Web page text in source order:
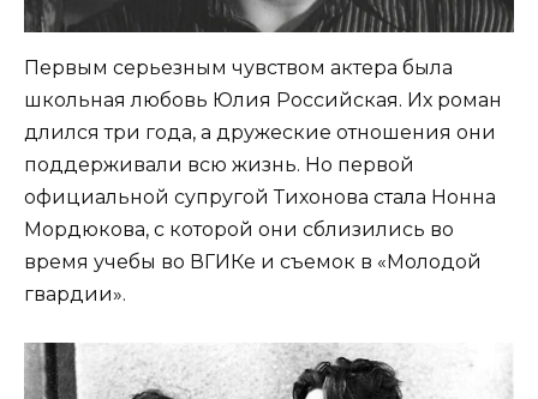
Первым серьезным чувством актера была
школьная любовь Юлия Российская. Их роман
длился три года, а дружеские отношения они
поддерживали всю жизнь. Но первой
официальной супругой Тихонова стала Нонна
Мордюкова, с которой они сблизились во
время учебы во ВГИКе и съемок в «Молодой
гвардии».